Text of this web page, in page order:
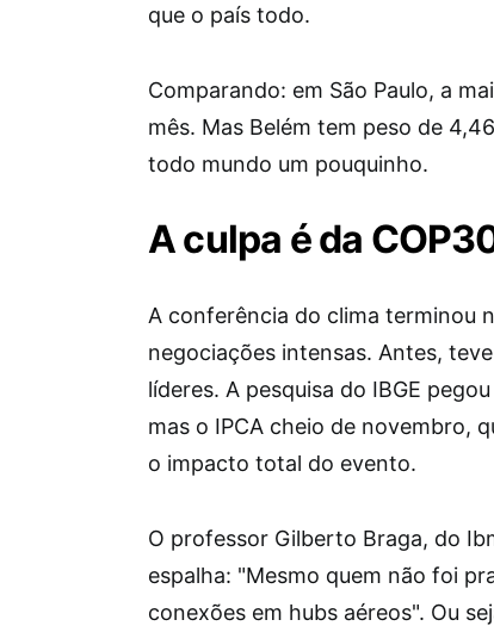
que o país todo.
Comparando: em São Paulo, a
mês. Mas Belém tem peso de
todo mundo um pouquinho.
A culpa é da
A conferência do clima terminou
negociações intensas. Antes,
líderes. A pesquisa do IBGE
mas o IPCA cheio de novembro,
o impacto total do evento.
O professor Gilberto Braga, do
espalha: "Mesmo quem não foi
conexões em hubs aéreos". Ou